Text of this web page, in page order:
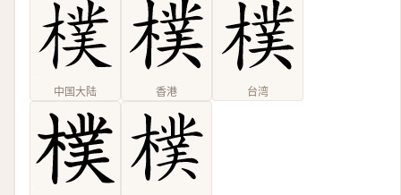
中国大陆 香港 台湾